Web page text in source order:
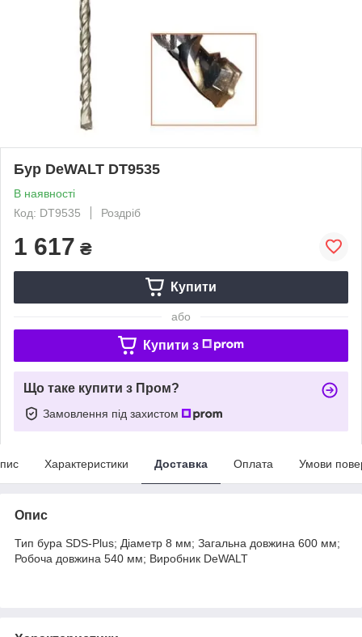
Бур DeWALT DT9535
В наявності
Код: DT9535
Роздріб
1 617 ₴
Купити
або
Купити з
Що таке купити з Пром?
Замовлення під захистом
Характеристики Доставка Оплата Умови
Опис
Тип бура SDS-Plus; Діаметр 8 мм; Загальна довжина 600 мм;
Робоча довжина 540 мм; Виробник DeWALT